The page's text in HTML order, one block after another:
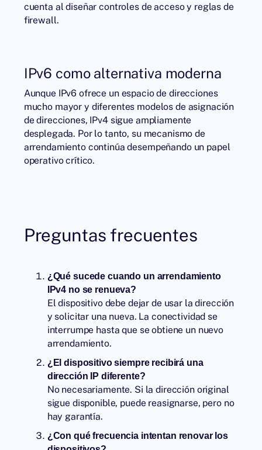
cuenta al diseñar controles de acceso y reglas de
firewall.
IPv6 como alternativa moderna
Aunque IPv6 ofrece un espacio de direcciones
mucho mayor y diferentes modelos de asignación
de direcciones, IPv4 sigue ampliamente
desplegada. Por lo tanto, su mecanismo de
arrendamiento continúa desempeñando un papel
operativo crítico.
Preguntas frecuentes
¿Qué sucede cuando un arrendamiento
IPv4 no se renueva?
El dispositivo debe dejar de usar la dirección
y solicitar una nueva. La conectividad se
interrumpe hasta que se obtiene un nuevo
arrendamiento.
¿El dispositivo siempre recibirá una
dirección IP diferente?
No necesariamente. Si la dirección original
sigue disponible, puede reasignarse, pero no
hay garantía.
¿Con qué frecuencia intentan renovar los